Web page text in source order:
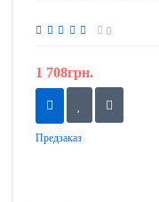
0
1 708грн.
Предзаказ